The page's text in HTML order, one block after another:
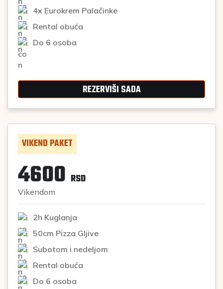
4x Eurokrem Palačinke
Rental obuća
Do 6 osoba
REZERVIŠI SADA
VIKEND PAKET
4600 RSD
Vikendom
2h Kuglanja
50cm Pizza Gljive
Subotom i nedeljom
Rental obuća
Do 6 osoba